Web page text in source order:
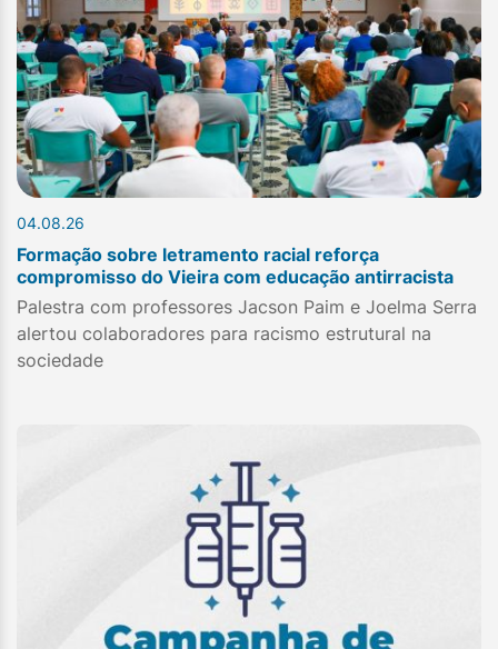
04.08.26
Formação sobre letramento racial reforça
compromisso do Vieira com educação antirracista
Palestra com professores Jacson Paim e Joelma Serra
alertou colaboradores para racismo estrutural na
sociedade